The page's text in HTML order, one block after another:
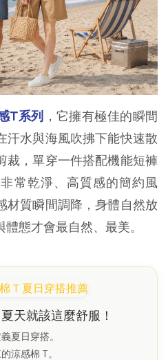
T系列
，它擁有極佳的瞬間
汗水與海風吹拂下能快速散
裁，單穿一件搭配機能短褲
常乾淨、高質感的簡約風
材質瞬間調降，身體自然放
態才會最自然、最美。
天就該這麼舒服！
夏日穿搭。
涼感棉 T。